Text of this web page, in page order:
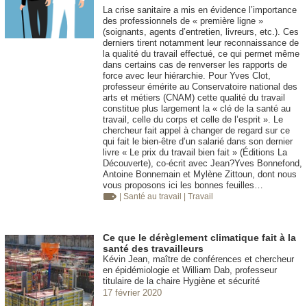
La crise sanitaire a mis en évidence l’importance
des professionnels de « première ligne »
(soignants, agents d’entretien, livreurs, etc.). Ces
derniers tirent notamment leur reconnaissance de
la qualité du travail effectué, ce qui permet même
dans certains cas de renverser les rapports de
force avec leur hiérarchie. Pour Yves Clot,
professeur émérite au Conservatoire national des
arts et métiers (CNAM) cette qualité du travail
constitue plus largement la « clé de la santé au
travail, celle du corps et celle de l’esprit ». Le
chercheur fait appel à changer de regard sur ce
qui fait le bien-être d’un salarié dans son dernier
livre « Le prix du travail bien fait » (Éditions La
Découverte), co-écrit avec Jean?Yves Bonnefond,
Antoine Bonnemain et Mylène Zittoun, dont nous
vous proposons ici les bonnes feuilles…
| Santé au travail | Travail
Ce que le dérèglement climatique fait à la
santé des travailleurs
Kévin Jean, maître de conférences et chercheur
en épidémiologie et William Dab, professeur
titulaire de la chaire Hygiène et sécurité
17 février 2020